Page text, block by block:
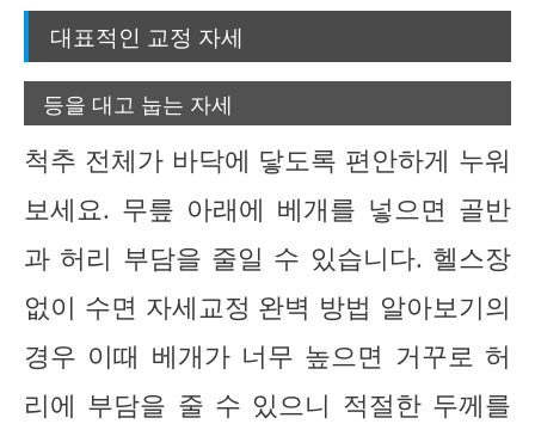
대표적인 교정 자세
등을 대고 눕는 자세
척추 전체가 바닥에 닿도록 편안하게 누워
보세요. 무릎 아래에 베개를 넣으면 골반
과 허리 부담을 줄일 수 있습니다. 헬스장
없이 수면 자세교정 완벽 방법 알아보기의
경우 이때 베개가 너무 높으면 거꾸로 허
리에 부담을 줄 수 있으니 적절한 두께를